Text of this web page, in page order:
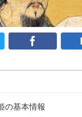
の基本情報